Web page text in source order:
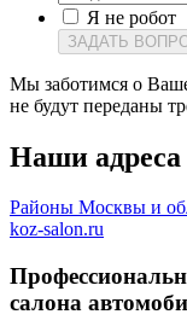
Я не робот
ЗАДАТЬ
Мы заботимся о
не будут переданы
Наши адреса
Районы Москвы и
koz-salon.ru
салона